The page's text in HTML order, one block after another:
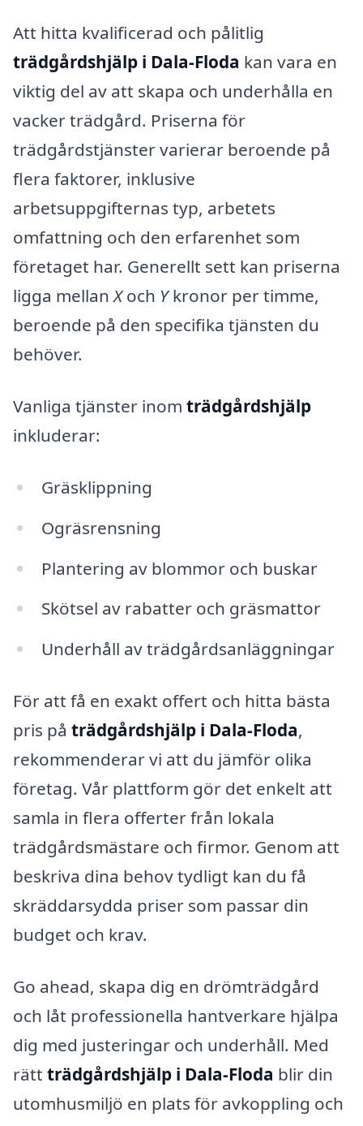
Att hitta kvalificerad och pålitlig
trädgårdshjälp i Dala-Floda kan vara en
viktig del av att skapa och underhålla en
vacker trädgård. Priserna för
trädgårdstjänster varierar beroende på
flera faktorer, inklusive
arbetsuppgifternas typ, arbetets
omfattning och den erfarenhet som
företaget har. Generellt sett kan priserna
ligga mellanXoch Ykronor per timme,
beroende på den specifika tjänsten du
behöver.
Vanliga tjänster inom trädgårdshjälp
inkluderar:
Gräsklippning
Ogräsrensning
Plantering av blommor och buskar
Skötsel av rabatter och gräsmattor
Underhåll av trädgårdsanläggningar
För att få en exakt offert och hitta bästa
pris på trädgårdshjälp i Dala-Floda,
rekommenderar vi att du jämför olika
företag. Vår plattform gör det enkelt att
samla in flera offerter från lokala
trädgårdsmästare och firmor. Genom att
beskriva dina behov tydligt kan du få
skräddarsydda priser som passar din
budget och krav.
Go ahead, skapa dig en drömträdgård
och låt professionella hantverkare hjälpa
dig med justeringar och underhåll. Med
rätt trädgårdshjälp i Dala-Floda blir din
utomhusmiljö en plats för avkoppling och